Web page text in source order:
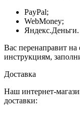
PayPal;
WebMoney;
Яндекс.Деньги.
Вас перенаправит на
инструкциям,
Доставка
Наш интернет-
доставки: